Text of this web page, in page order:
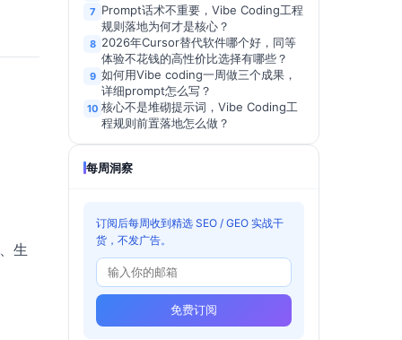
生
7 Prompt话术不重要，Vibe Coding工程
规则落地为何才是核心？
8 2026年Cursor替代软件哪个好，同等
体验不花钱的高性价比选择有哪些？
9 如何用Vibe coding一周做三个成果，
详细prompt怎么写？
10 核心不是堆砌提示词，Vibe Coding工
程规则前置落地怎么做？
每周洞察
订阅后每周收到精选 SEO / GEO 实战干
货，不发广告。
免费订阅